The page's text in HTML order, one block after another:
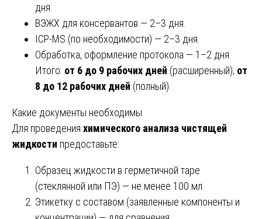
дня.
ВЭЖХ для консервантов — 2–3 дня.
ICP-MS (по необходимости) — 2–3 дня.
Обработка, оформление протокола — 1–2 дня.
Итого: от 6 до 9 рабочих дней (расширенный); от
8 до 12 рабочих дней (полный).
Какие документы необходимы
Для проведения химического анализа чистящей
жидкости предоставьте:
Образец жидкости в герметичной таре
(стеклянной или ПЭ) — не менее 100 мл.
Этикетку с составом (заявленные компоненты и